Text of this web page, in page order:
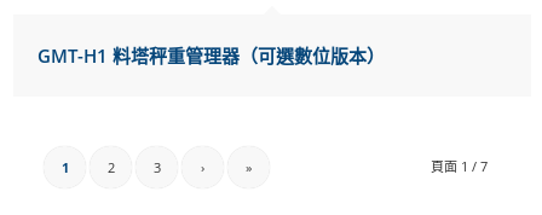
GMT-H1 料塔秤重管理器（可選數位版本）
頁面 1 / 7
1 2 3 › »